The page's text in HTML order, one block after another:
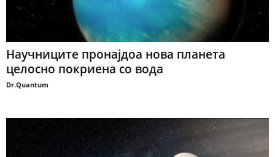
Научниците пронајдоа нова планета
целосно покриена со вода
Dr.Quantum